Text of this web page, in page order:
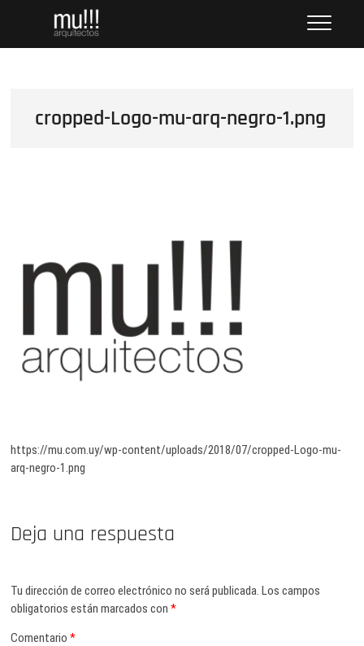
OFFICE OF ARCHITECTURE AND VISUALIZATION ///
OFICINA DE ARQUITECTURA Y VISUALIZACIÓN
cropped-Logo-mu-arq-negro-1.png
https://mu.com.uy/wp-content/uploads/2018/07/cropped-Logo-mu-
arq-negro-1.png
Deja una respuesta
Tu dirección de correo electrónico no será publicada. Los campos
obligatorios están marcados con*
Comentario*